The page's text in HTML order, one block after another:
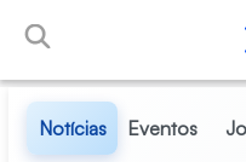
Pular para o Conteúdo
Notícias Eventos